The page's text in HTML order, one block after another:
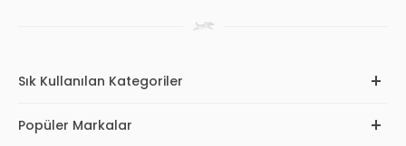
Sık Kullanılan Kategoriler
Popüler Markalar